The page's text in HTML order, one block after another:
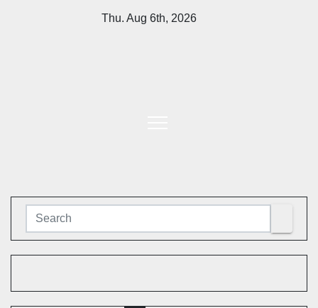
Thu. Aug 6th, 2026